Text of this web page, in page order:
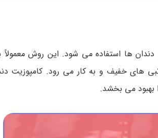
ها استفاده می شود. این روش معمولاً
های خفیف و به کار می رود. کامپوزیت
بهبود می بخشد.